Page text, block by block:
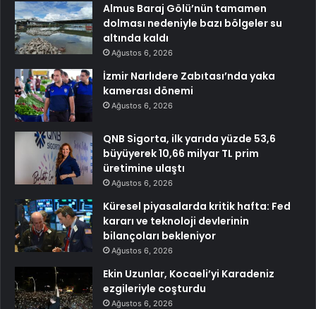
Almus Baraj Gölü’nün tamamen
dolması nedeniyle bazı bölgeler su
altında kaldı
Ağustos 6, 2026
İzmir Narlıdere Zabıtası’nda yaka
kamerası dönemi
Ağustos 6, 2026
QNB Sigorta, ilk yarıda yüzde 53,6
büyüyerek 10,66 milyar TL prim
üretimine ulaştı
Ağustos 6, 2026
Küresel piyasalarda kritik hafta: Fed
kararı ve teknoloji devlerinin
bilançoları bekleniyor
Ağustos 6, 2026
Ekin Uzunlar, Kocaeli’yi Karadeniz
ezgileriyle coşturdu
Ağustos 6, 2026